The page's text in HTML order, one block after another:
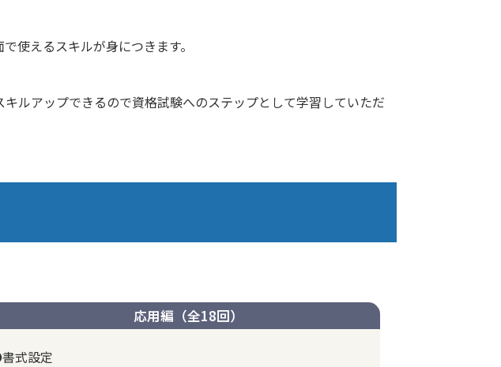
使えるスキルが身につきます。
ルアップできるので資格試験へのステップとして学習していただ
応用編（全18回）
式設定